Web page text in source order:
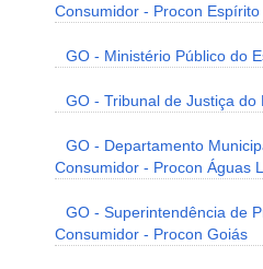
Consumidor - Procon Espírito
GO - Ministério Público do
GO - Tribunal de Justiça
GO - Departamento
Consumidor - Procon Águas
GO - Superintendência de
Consumidor - Procon Goiás